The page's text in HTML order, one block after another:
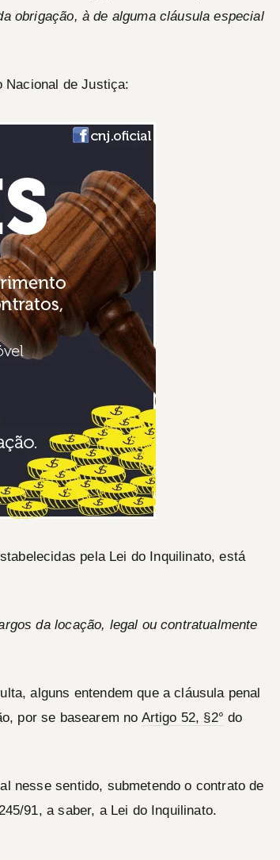
obrigação, à de alguma cláusula especial
Nacional de Justiça:
pela Lei do Inquilinato, está
da locação, legal ou contratualmente
alguns entendem que a cláusula penal
por se basearem no Artigo 52, §2° do
nesse sentido, submetendo o contrato de
91, a saber, a Lei do Inquilinato.